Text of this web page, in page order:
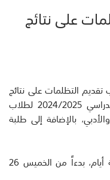
على نتائج
تقديم التظلمات على نتائج
امتحانات الفترة الدراسية الثانية للعام الدراسي 2024/2025 لطلاب
بالإضافة إلى طلبة
يستمر استقبال طلبات التظلم لمدة ثلاثة أيام، بدءاً من الخميس 26